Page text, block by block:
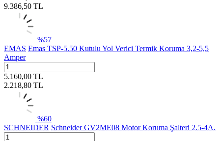
9.386,50 TL
%57
EMAS Emas TSP-5.50 Kutulu Yol Verici Termik Koruma 3,2-5,5
Amper
5.160,00 TL
2.218,80 TL
%60
SCHNEIDER Schneider GV2ME08 Motor Koruma Şalteri 2.5-4A.